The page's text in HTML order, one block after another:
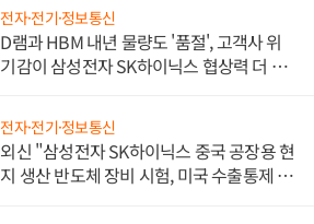
전자·전기·정보통신
D램과 HBM 내년 물량도 '품절', 고객사 위
기감이 삼성전자 SK하이닉스 협상력 더 키
전자·전기·정보통신
외신 "삼성전자 SK하이닉스 중국 공장용 현
지 생산 반도체 장비 시험, 미국 수출통제 대